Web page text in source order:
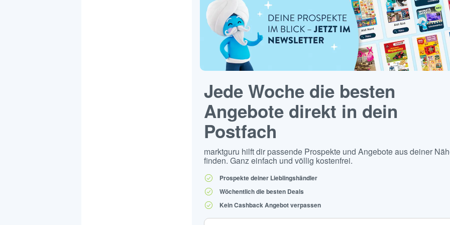
Jede Woche die besten
Angebote direkt in dein
Postfach
marktguru hilft dir passende Prospekte und Angebote aus deiner
finden. Ganz einfach und völlig kostenfrei.
Prospekte deiner Lieblingshändler
Wöchentlich die besten Deals
Kein Cashback Angebot verpassen